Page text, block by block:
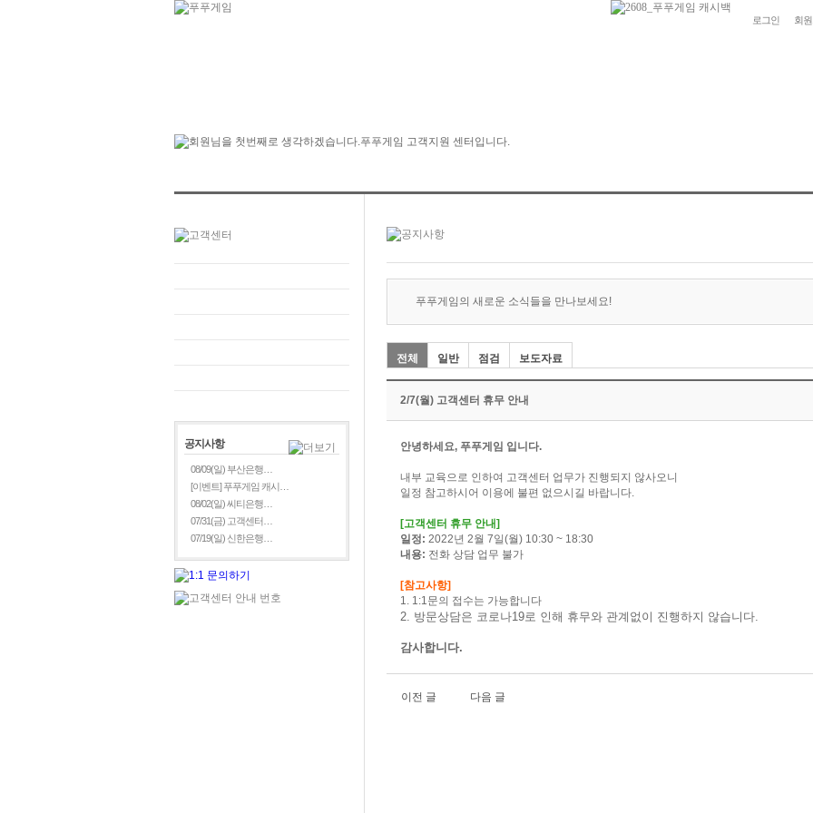
로그인 회
공지사항
08/09(일) 부산은행…
[이벤트] 푸푸게임 캐시…
08/02(일) 씨티은행…
07/31(금) 고객센터…
07/19(일) 신한은행…
푸푸게임의 새로운 소식들을 만나보세요!
전체 일반 점검 보도자료
2/7(월) 고객센터 휴무 안내
안녕하세요, 푸푸게임 입니다.
내부 교육으로 인하여 고객센터 업무가 진행되지 않사오니
일정 참고하시어 이용에 불편 없으시길 바랍니다.
[고객센터 휴무 안내]
일정: 2022년 2월 7일(월) 10:30 ~ 18:30
내용: 전화 상담 업무 불가
[참고사항]
1. 1:1문의 접수는 가능합니다
2. 방문상담은 코로나19로 인해 휴무와 관계없이 진행하지 않습니다.
감사합니다.
이전 글 다음 글